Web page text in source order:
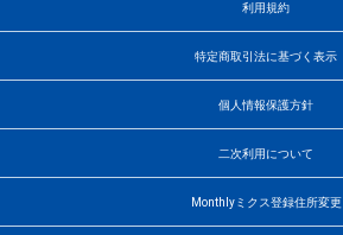
利用規約
特定商取引法に基づく表示
個人情報保護方針
二次利用について
Monthlyミクス登録住所変更